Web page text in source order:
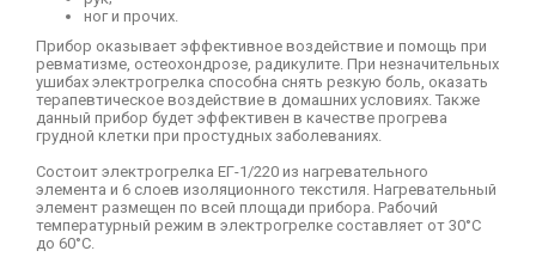
ног и прочих.
Прибор оказывает эффективное воздействие и помощь при
ревматизме, остеохондрозе, радикулите. При незначительных
ушибах электрогрелка способна снять резкую боль, оказать
терапевтическое воздействие в домашних условиях. Также
данный прибор будет эффективен в качестве прогрева
грудной клетки при простудных заболеваниях.
Состоит электрогрелка ЕГ-1/220 из нагревательного
элемента и 6 слоев изоляционного текстиля. Нагревательный
элемент размещен по всей площади прибора. Рабочий
температурный режим в электрогрелке составляет от 30°C
до 60°C.